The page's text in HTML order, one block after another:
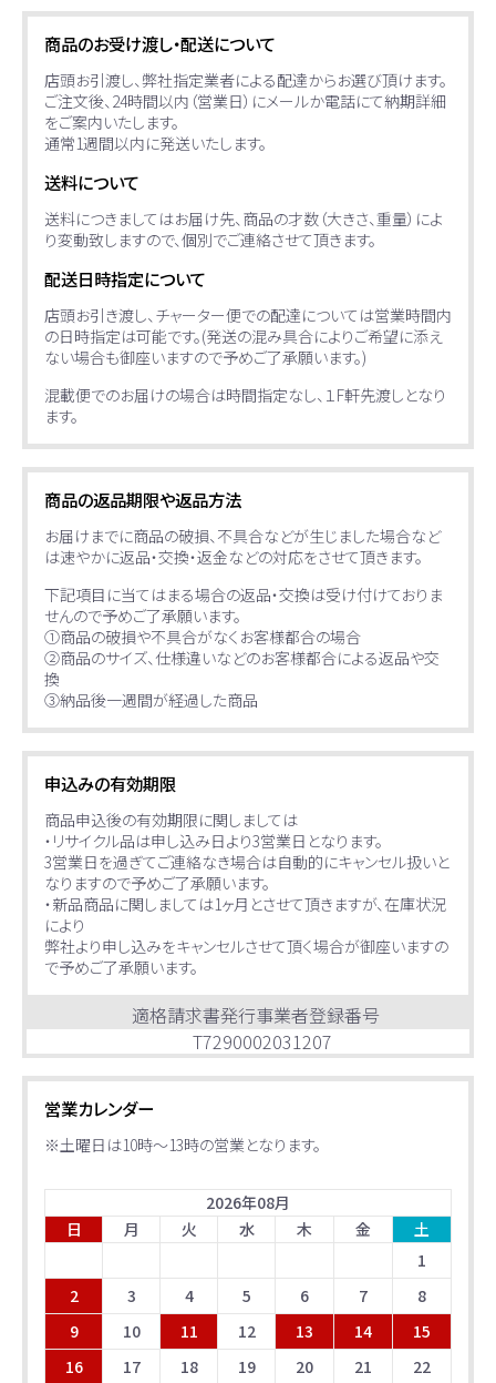
商品のお受け渡し・配送について
店頭お引渡し、弊社指定業者による配達からお選び頂けます。
ご注文後、24時間以内（営業日）にメールか電話にて納期詳細
をご案内いたします。
通常1週間以内に発送いたします。
送料について
送料につきましてはお届け先、商品の才数（大きさ、重量）によ
り変動致しますので、個別でご連絡させて頂きます。
配送日時指定について
店頭お引き渡し、チャーター便での配達については営業時間内
の日時指定は可能です。(発送の混み具合によりご希望に添え
ない場合も御座いますので予めご了承願います。)
混載便でのお届けの場合は時間指定なし、１F軒先渡しとなり
ます。
商品の返品期限や返品方法
お届けまでに商品の破損、不具合などが生じました場合など
は速やかに返品・交換・返金などの対応をさせて頂きます。
下記項目に当てはまる場合の返品・交換は受け付けておりま
せんので予めご了承願います。
①商品の破損や不具合がなくお客様都合の場合
②商品のサイズ、仕様違いなどのお客様都合による返品や交
換
③納品後一週間が経過した商品
申込みの有効期限
商品申込後の有効期限に関しましては
・リサイクル品は申し込み日より3営業日となります。
3営業日を過ぎてご連絡なき場合は自動的にキャンセル扱いと
なりますので予めご了承願います。
・新品商品に関しましては1ヶ月とさせて頂きますが、在庫状況
により
弊社より申し込みをキャンセルさせて頂く場合が御座いますの
で予めご了承願います。
適格請求書発行事業者登録番号
T7290002031207
営業カレンダー
※土曜日は10時～13時の営業となります。
2026年08月
日
月 火 水 木 金
土
1
2
3 4 5 6 7
8
9
10 11 12 13 14
15
16
17 18 19 20 21
22